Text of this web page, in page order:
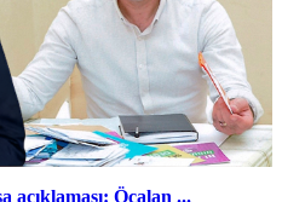
açıklaması: Öcalan ...